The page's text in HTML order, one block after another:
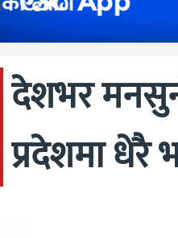
देशभर
प्रदेशमा धेरै